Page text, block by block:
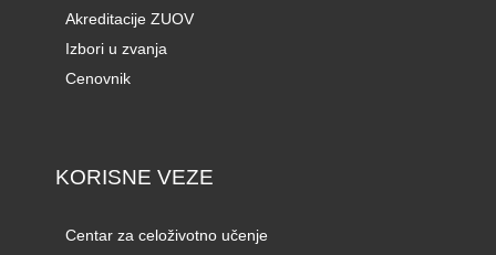
Akreditacije ZUOV
Izbori u zvanja
Cenovnik
KORISNE VEZE
Centar za celoživotno učenje